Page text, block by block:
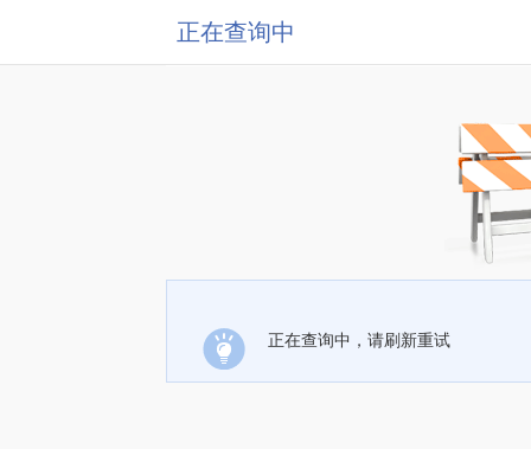
正在查询中
正在查询中，请刷新重试